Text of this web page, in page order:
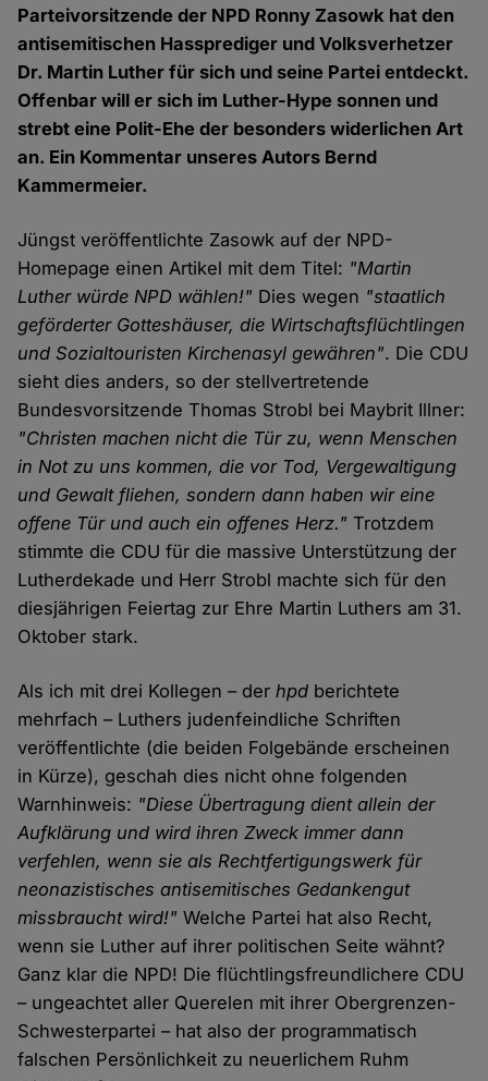
Parteivorsitzende der NPD Ronny Zasowk hat den
antisemitischen Hassprediger und Volksverhetzer
Dr. Martin Luther für sich und seine Partei entdeckt.
Offenbar will er sich im Luther-Hype sonnen und
strebt eine Polit-Ehe der besonders widerlichen Art
an. Ein Kommentar unseres Autors Bernd
Kammermeier.
Jüngst veröffentlichte Zasowk auf der NPD-
Homepage einen Artikel mit dem Titel: "Martin
Luther würde NPD wählen!" Dies wegen "staatlich
geförderter Gotteshäuser, die Wirtschaftsflüchtlingen
und Sozialtouristen Kirchenasyl gewähren". Die CDU
sieht dies anders, so der stellvertretende
Bundesvorsitzende Thomas Strobl bei Maybrit Illner:
"Christen machen nicht die Tür zu, wenn Menschen
in Not zu uns kommen, die vor Tod, Vergewaltigung
und Gewalt fliehen, sondern dann haben wir eine
offene Tür und auch ein offenes Herz." Trotzdem
stimmte die CDU für die massive Unterstützung der
Lutherdekade und Herr Strobl machte sich für den
diesjährigen Feiertag zur Ehre Martin Luthers am 31.
Oktober stark.
Als ich mit drei Kollegen – derhpd berichtete
mehrfach – Luthers judenfeindliche Schriften
veröffentlichte (die beiden Folgebände erscheinen
in Kürze), geschah dies nicht ohne folgenden
Warnhinweis: "Diese Übertragung dient allein der
Aufklärung und wird ihren Zweck immer dann
verfehlen, wenn sie als Rechtfertigungswerk für
neonazistisches antisemitisches Gedankengut
missbraucht wird!" Welche Partei hat also Recht,
wenn sie Luther auf ihrer politischen Seite wähnt?
Ganz klar die NPD! Die flüchtlingsfreundlichere CDU
– ungeachtet aller Querelen mit ihrer Obergrenzen-
Schwesterpartei – hat also der programmatisch
falschen Persönlichkeit zu neuerlichem Ruhm